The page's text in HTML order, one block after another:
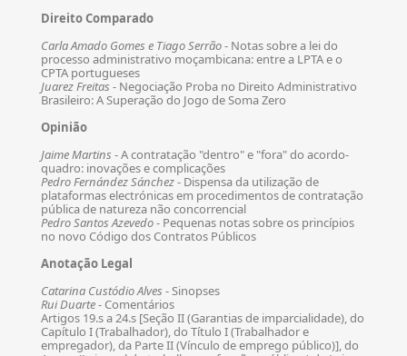
Direito Comparado
Carla Amado Gomes e Tiago Serrão- Notas sobre a lei do
processo administrativo moçambicana: entre a LPTA e o
CPTA portugueses
Juarez Freitas - Negociação Proba no Direito Administrativo
Brasileiro: A Superação do Jogo de Soma Zero
Opinião
Jaime Martins - A contratação "dentro" e "fora" do acordo-
quadro: inovações e complicações
Pedro Fernández Sánchez- Dispensa da utilização de
plataformas electrónicas em procedimentos de contratação
pública de natureza não concorrencial
Pedro Santos Azevedo- Pequenas notas sobre os princípios
no novo Código dos Contratos Públicos
Anotação Legal
Catarina Custódio Alves - Sinopses
Rui Duarte- Comentários
Artigos 19.s a 24.s [Seção II (Garantias de imparcialidade), do
Capítulo I (Trabalhador), do Título I (Trabalhador e
empregador), da Parte II (Vínculo de emprego público)], do